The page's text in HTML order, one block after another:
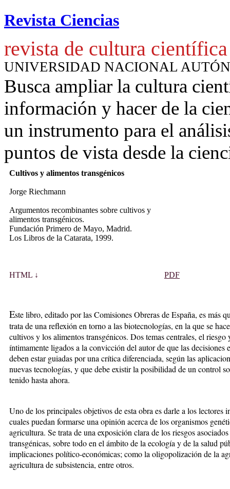
Revista Ciencias
revista de cultura científica
UNIVERSIDAD NACIONAL
Busca ampliar la cultura
información y hacer de la
un instrumento para el
puntos de vista desde la
Cultivos y alimentos transgénicos
Jorge Riechmann
Argumentos recombinantes sobre cultivos y
alimentos transgénicos.
Fundación Primero de Mayo, Madrid.
Los Libros de la Catarata, 1999.
HTML ↓ PDF
Este libro, editado por las Comisiones Obreras de España, es más
trata de una reflexión en torno a las biotecnologías, en la que se
cultivos y los alimentos transgénicos. Dos temas centrales, el
íntimamente ligados a la convicción del autor de que las decisiones
deben estar guiadas por una crítica diferenciada, según las
nuevas tecnologías, y que debe existir la posibilidad de un control
tenido hasta ahora.
Uno de los principales objetivos de esta obra es darle a los lectores
cuales puedan formarse una opinión acerca de los organismos
agricultura. Se trata de una exposición clara de los riesgos
transgénicas, sobre todo en el ámbito de la ecología y de la salud
implicaciones político-económicas; como la oligopolización de la
agricultura de subsistencia, entre otros.